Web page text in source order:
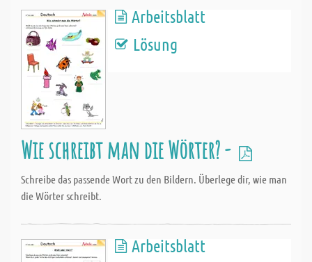
Arbeitsblatt
Lösung
Wie schreibt man die Wörter? -
Schreibe das passende Wort zu den Bildern. Überlege dir, wie man
die Wörter schreibt.
Arbeitsblatt